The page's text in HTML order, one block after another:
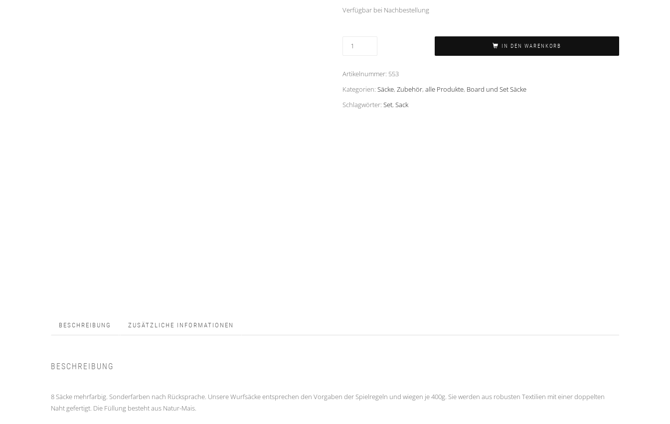
Verfügbar bei Nachbestellung
IN DEN WARENKORB
Artikelnummer: 553
Kategorien: Säcke, Zubehör, alle Produkte, Board und Set Säcke
Schlagwörter: Set, Sack
BESCHREIBUNG ZUSÄTZLICHE INFORMATIONEN
BESCHREIBUNG
8 Säcke mehrfarbig. Sonderfarben nach Rücksprache. Unsere Wurfsäcke entsprechen den Vorgaben der Spielregeln und wiegen je 400g. Sie werden aus robusten Textilien mit einer doppelten
Naht gefertigt. Die Füllung besteht aus Natur-Mais.